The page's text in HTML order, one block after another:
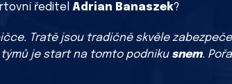
ředitel Adrian Banaszek?
Tratě jsou tradičně skvěle
je start na tomto podniku snem.